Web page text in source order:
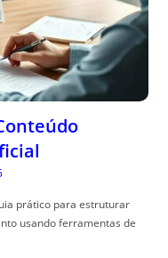
prático para estruturar
usando ferramentas de